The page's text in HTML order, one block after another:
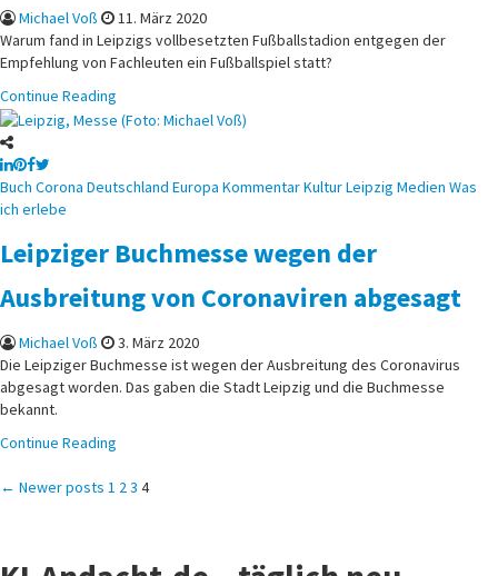
Michael Voß
11. März 2020
Warum fand in Leipzigs vollbesetzten Fußballstadion entgegen der
Empfehlung von Fachleuten ein Fußballspiel statt?
Continue Reading
Posted
in
Buch Corona Deutschland Europa KommentarKulturLeipzig Medien Was
ich erlebe
Leipziger Buchmesse wegen der
Ausbreitung von Coronaviren abgesagt
Michael Voß
3. März 2020
Die Leipziger Buchmesse ist wegen der Ausbreitung des Coronavirus
abgesagt worden. Das gaben die Stadt Leipzig und die Buchmesse
bekannt.
Continue Reading
Seitennummerierung
← Newer posts 1 2 3 4